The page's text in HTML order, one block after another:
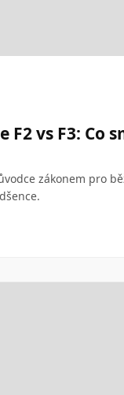
F2 vs F3: Co
zákonem pro